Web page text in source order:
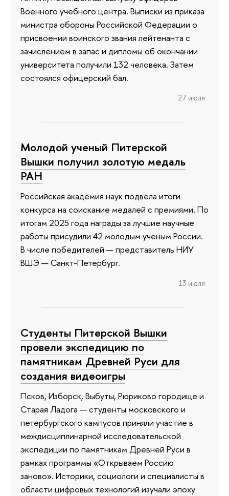
Военного учебного центра. Выписки из приказа
министра обороны Российской Федерации о
присвоении воинского звания лейтенанта с
зачислением в запас и дипломы об окончании
университета получили 132 человека. Затем
состоялся офицерский бал.
27 июля
Молодой ученый Питерской
Вышки получил золотую медаль
РАН
Российская академия наук подвела итоги
конкурса на соискание медалей с премиями. По
итогам 2025 года награды за лучшие научные
работы присудили 42 молодым ученым России.
В числе победителей — представитель НИУ
ВШЭ — Санкт-Петербург.
13 июля
Студенты Питерской Вышки
провели экспедицию по
памятникам Древней Руси для
создания видеоигры
Псков, Изборск, Выбуты, Рюриково городище и
Старая Ладога — студенты московского и
петербургского кампусов приняли участие в
междисциплинарной исследовательской
экспедиции по памятникам Древней Руси в
рамках программы «Открываем Россию
заново». Историки, социологи и специалисты в
области цифровых технологий изучали эпоху